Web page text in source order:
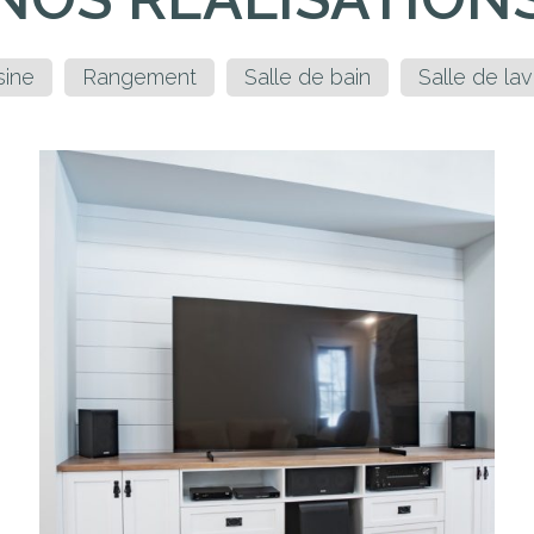
Rangement Salle de bain Salle de